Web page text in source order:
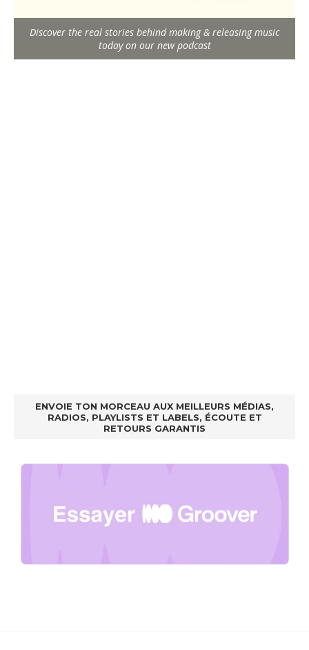
Discover the real stories behind making & releasing music
today on our new podcast
ENVOIE TON MORCEAU AUX MEILLEURS MÉDIAS,
RADIOS, PLAYLISTS ET LABELS, ÉCOUTE ET
RETOURS GARANTIS